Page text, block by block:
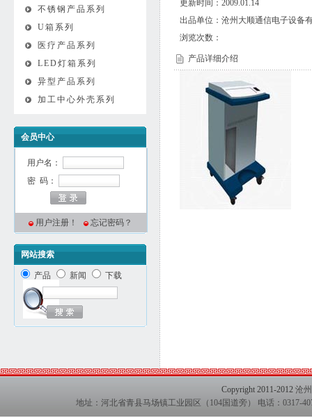
不锈钢产品系列
U箱系列
医疗产品系列
LED灯箱系列
异型产品系列
加工中心外壳系列
会员中心
用户名：
密 码：
用户注册！ 忘记密码？
网站搜索
产品 新闻 下载
更新时间：2009.01.14
出品单位：沧州大顺通信电子设备
浏览次数：
产品详细介绍
Copyright 2011-2012 沧
地址：河北省青县马场镇工业园区（104国道旁） 电话：0317-